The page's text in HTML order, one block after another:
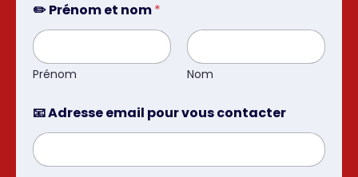
✏️ Prénom et nom*
Prénom Nom
📧 Adresse email pour vous contacter